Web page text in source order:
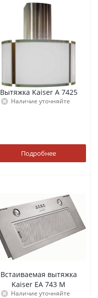
Вытяжка Kaiser A 7425
Наличие уточняйте
Подробнее
Встаиваемая вытяжка
Kaiser EA 743 M
Наличие уточняйте